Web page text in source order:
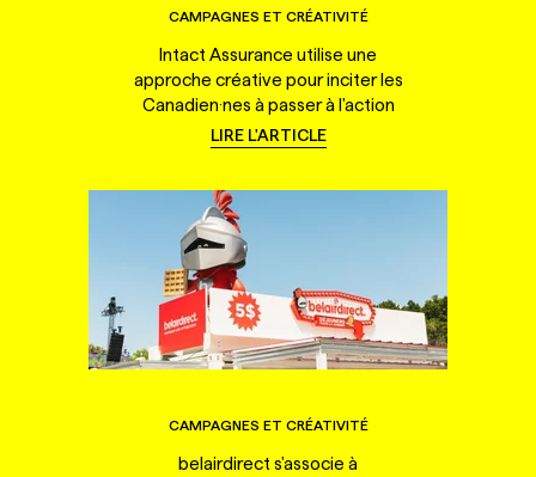
CAMPAGNES ET CRÉATIVITÉ
Intact Assurance utilise une
approche créative pour inciter les
Canadien·nes à passer à l'action
LIRE L'ARTICLE
CAMPAGNES ET CRÉATIVITÉ
belairdirect s'associe à